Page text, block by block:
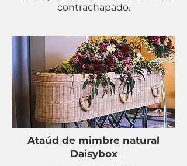
contrachapado.
Ataúd de mimbre natural
Daisybox